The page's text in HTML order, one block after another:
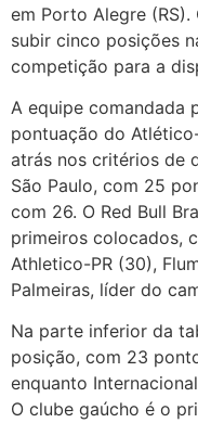
em Porto Alegre
subir cinco posições
competição para a
A equipe comandada
pontuação do
atrás nos critérios de
São Paulo, com 25
com 26. O Red Bull
primeiros colocados,
Athletico-PR (30),
Palmeiras, líder do
Na parte inferior da
posição, com 23
enquanto
O clube gaúcho é o